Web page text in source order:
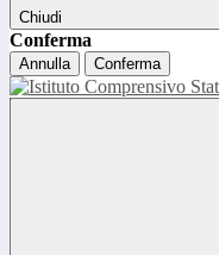
Chiudi
Conferma
Annulla Conferma